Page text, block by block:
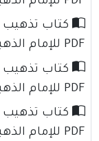
PDF للإمام الذهبي
PDF للإمام الذهبي
PDF للإمام الذهبي